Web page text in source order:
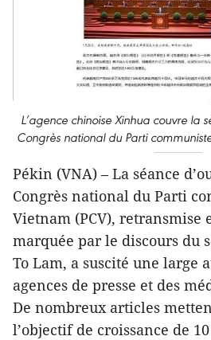
L’agence chinoise Xinhua couvre la
Congrès national du Parti
Pékin (VNA) – La séance
Congrès national du Parti
Vietnam (PCV), retransmise
marquée par le discours du
To Lam, a suscité une large
agences de presse et des
De nombreux articles
l’objectif de croissance de